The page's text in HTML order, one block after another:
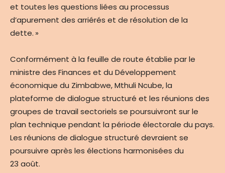
et toutes les questions liées au processus
d’apurement des arriérés et de résolution de la
dette. »
Conformément à la feuille de route établie par le
ministre des Finances et du Développement
économique du Zimbabwe, Mthuli Ncube, la
plateforme de dialogue structuré et les réunions des
groupes de travail sectoriels se poursuivront sur le
plan technique pendant la période électorale du pays.
Les réunions de dialogue structuré devraient se
poursuivre après les élections harmonisées du
23 août.